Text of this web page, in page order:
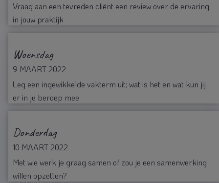
Vraag aan een tevreden cliënt een review over de ervaring
in jouw praktijk
Woensdag
9 MAART 2022
Leg een ingewikkelde vakterm uit; wat is het en wat kun jij
er in je beroep mee
Donderdag
10 MAART 2022
Met wie werk je graag samen of zou je een samenwerking
willen opzetten?